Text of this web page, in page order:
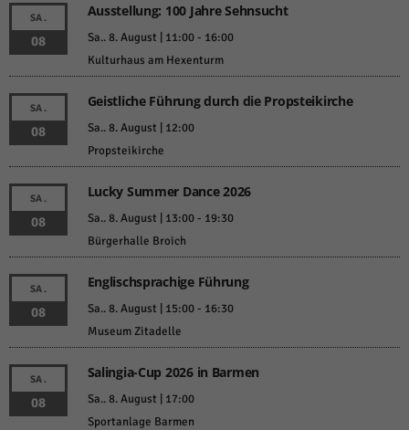
SA.
08
Ausstellung: 100 Jahre Sehnsucht
Sa.. 8. August | 11:00- 16:00
Kulturhaus am Hexenturm
SA.
08
Geistliche Führung durch die Propsteikirche
Sa.. 8. August | 12:00
Propsteikirche
SA.
08
Lucky Summer Dance 2026
Sa.. 8. August | 13:00- 19:30
Bürgerhalle Broich
SA.
08
Englischsprachige Führung
Sa.. 8. August | 15:00- 16:30
Museum Zitadelle
SA.
08
Salingia-Cup 2026 in Barmen
Sa.. 8. August | 17:00
Sportanlage Barmen